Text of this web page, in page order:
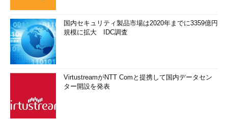
国内セキュリティ製品市場は2020年までに3359億円
規模に拡大 IDC調査
VirtustreamがNTT Comと提携して国内データセン
ター開設を発表